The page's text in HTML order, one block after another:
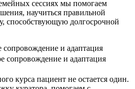
сессиях мы помогаем
научиться правильной
способствующую долгосрочной
сопровождение и адаптация
курса пациент не остается один.